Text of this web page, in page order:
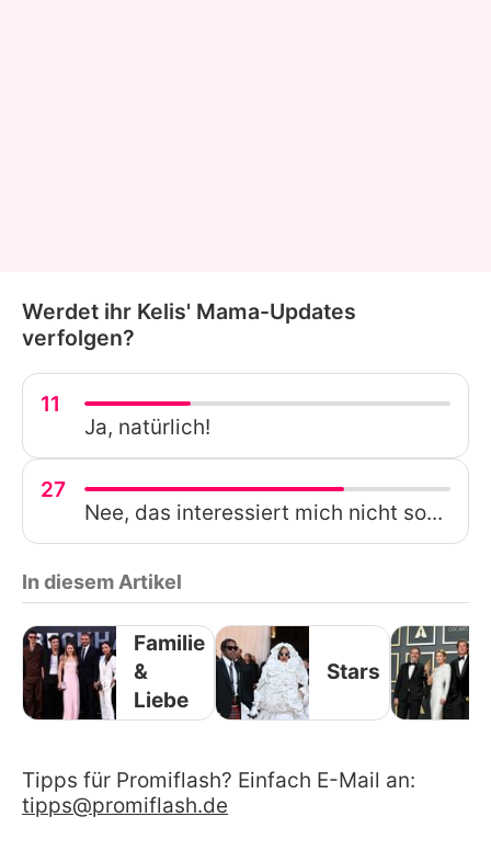
Werdet ihr Kelis' Mama-Updates
verfolgen?
11
Ja, natürlich!
27
Nee, das interessiert mich nicht so...
In diesem Artikel
Familie
&
Liebe
Stars
Tipps für Promiflash? Einfach E-Mail an:
tipps@promiflash.de